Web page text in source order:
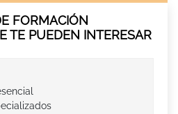
FORMACIÓN
TE PUEDEN INTERESAR